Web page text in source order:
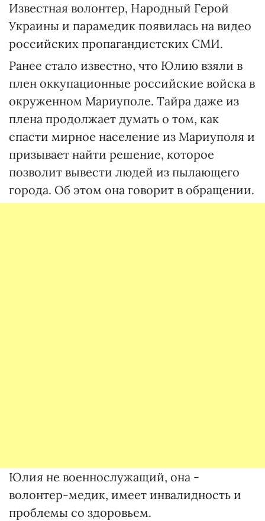
Известная волонтер, Народный Герой
Украины и парамедик появилась на видео
российских пропагандистских СМИ.
Ранее стало известно, что Юлию взяли в
плен оккупационные российские войска в
окруженном Мариуполе. Тайра даже из
плена продолжает думать о том, как
спасти мирное население из Мариуполя и
призывает найти решение, которое
позволит вывести людей из пылающего
города. Об этом она говорит в обращении.
Юлия не военнослужащий, она -
волонтер-медик, имеет инвалидность и
проблемы со здоровьем.